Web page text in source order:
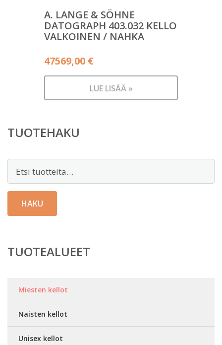
A. LANGE & SÖHNE
DATOGRAPH 403.032 KELLO
VALKOINEN / NAHKA
47569,00 €
LUE LISÄÄ »
TUOTEHAKU
Etsi:
HAKU
TUOTEALUEET
Miesten kellot
Naisten kellot
Unisex kellot